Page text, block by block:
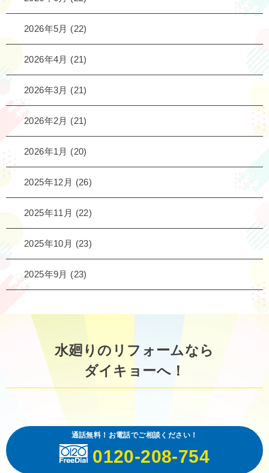
2026年5月 (22)
2026年4月 (21)
2026年3月 (21)
2026年2月 (21)
2026年1月 (20)
2025年12月 (26)
2025年11月 (22)
2025年10月 (23)
2025年9月 (23)
水廻りのリフォームなら
ダイキョーへ！
通話無料！お電話でご相談ください！
0120-208-754